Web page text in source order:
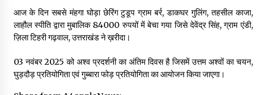
आज के दिन सबसे मंहगा घोड़ा छेरिंग टुडूप ग्राम बर्र, डाकघर गुलिंग, तहसील काजा,
लाहौल स्पीति द्वारा मुबालिक 84000 रुपयों में बेचा गया जिसे देवेंद्र सिंह, ग्राम एंडी,
ज़िला टिहरी गढ़वाल, उत्तराखंड ने ख़रीदा।
03 नवंबर 2025 को अश्व प्रदर्शनी का अंतिम दिवस है जिसमें उत्तम अश्वों का चयन,
घुड़दौड़ प्रतियोगिता एवं गुब्बारा फोड़ प्रतियोगिता का आयोजन किया जाएगा।